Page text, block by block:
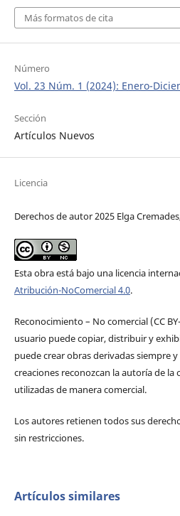
Más formatos de cita
Número
Vol. 23 Núm. 1 (2024): Enero-
Sección
Artículos Nuevos
Licencia
Derechos de autor 2025 Elga
Esta obra está bajo una licencia
Atribución-NoComercial 4.0.
Reconocimiento – No comercial (CC
usuario puede copiar, distribuir y
puede crear obras derivadas siempre
creaciones reconozcan la autoría de la
utilizadas de manera comercial.
Los autores retienen todos sus
sin restricciones.
Artículos similares